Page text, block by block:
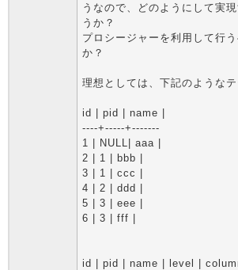
うなので、どのようにして実
うか？
プロシージャーを利用して行
か？
理想としては、下記のような
id | pid | name |
----+-----+-------
1 | NULL| aaa |
2 | 1 | bbb |
3 | 1 | ccc |
4 | 2 | ddd |
5 | 3 | eee |
6 | 3 | fff |
id | pid | name | level |